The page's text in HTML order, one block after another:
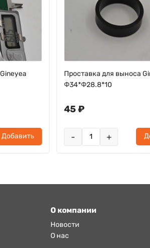
Добавить
Проставка для выноса
Φ34*Φ28.8*10
45 ₽
- +
О компании
Новости
О нас